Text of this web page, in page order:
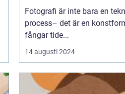
Fotografi är inte bara en
process– det är en
fångar tide...
14 augusti 2024